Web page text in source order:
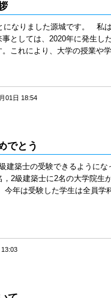
になりました源城です。 私
としては、2020年に発生し
これにより、大学の授業や
01日 18:54
でとう
建築士の受験できるように
2級建築士に2名の大学院生
今年は受験した学生は全員